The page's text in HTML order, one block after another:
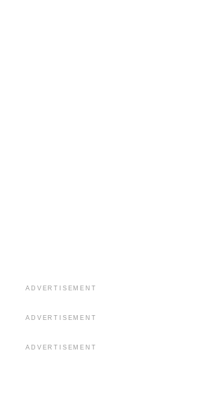
ADVERTISEMENT
ADVERTISEMENT
ADVERTISEMENT